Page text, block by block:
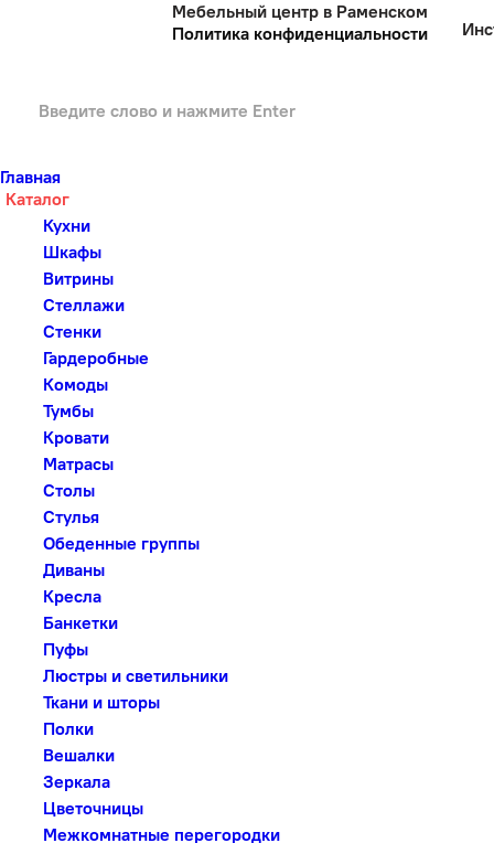
Мебельный центр в Раменском
Политика конфиденциальности
Главная
Каталог
Кухни
Шкафы
Витрины
Стеллажи
Стенки
Гардеробные
Комоды
Тумбы
Кровати
Матрасы
Столы
Стулья
Обеденные группы
Диваны
Кресла
Банкетки
Пуфы
Люстры и светильники
Ткани и шторы
Полки
Вешалки
Зеркала
Цветочницы
Межкомнатные перегородки